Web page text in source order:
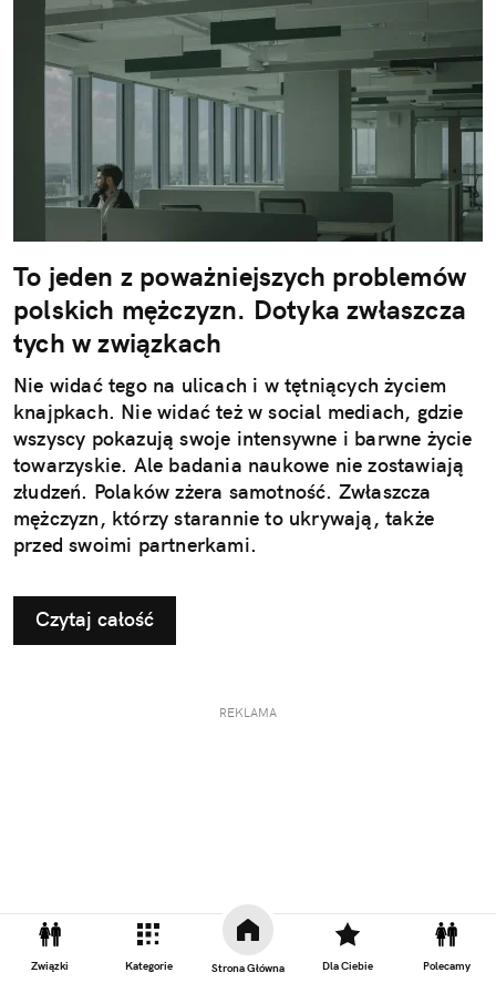
Związki Kategorie Strona Główna Dla Ciebie Polecamy
To jeden z poważniejszych problemów
polskich mężczyzn. Dotyka zwłaszcza
tych w związkach
Nie widać tego na ulicach i w tętniących życiem
knajpkach. Nie widać też w social mediach, gdzie
wszyscy pokazują swoje intensywne i barwne życie
towarzyskie. Ale badania naukowe nie zostawiają
złudzeń. Polaków zżera samotność. Zwłaszcza
mężczyzn, którzy starannie to ukrywają, także
przed swoimi partnerkami.
Czytaj całość
REKLAMA